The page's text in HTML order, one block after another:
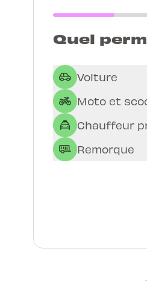
Quel
Voiture
Moto et
Chauffeur
Remorque